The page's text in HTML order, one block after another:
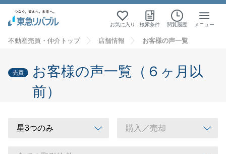
お気に入り 検索条件 閲覧履歴 メニュー
不動産売買・仲介トップ 店舗情報 お客様の声一覧
売買
お客様の声一覧（６ヶ月以
前）